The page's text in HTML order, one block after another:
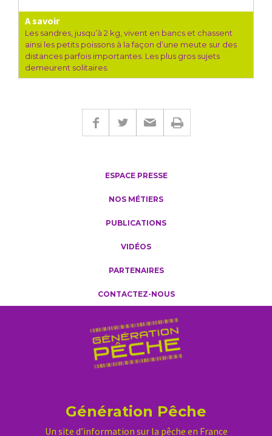
A savoir
Les sandres, jusqu’à 2 kg, vivent en bancs et chassent
ainsi les petits poissons à la façon d’une meute sur des
distances parfois importantes. Les plus gros sujets
demeurent solitaires.
ESPACE PRESSE
NOS MÉTIERS
PUBLICATIONS
VIDÉOS
PARTENAIRES
CONTACTEZ-NOUS
Génération Pêche
Un site d’information sur la pêche en France